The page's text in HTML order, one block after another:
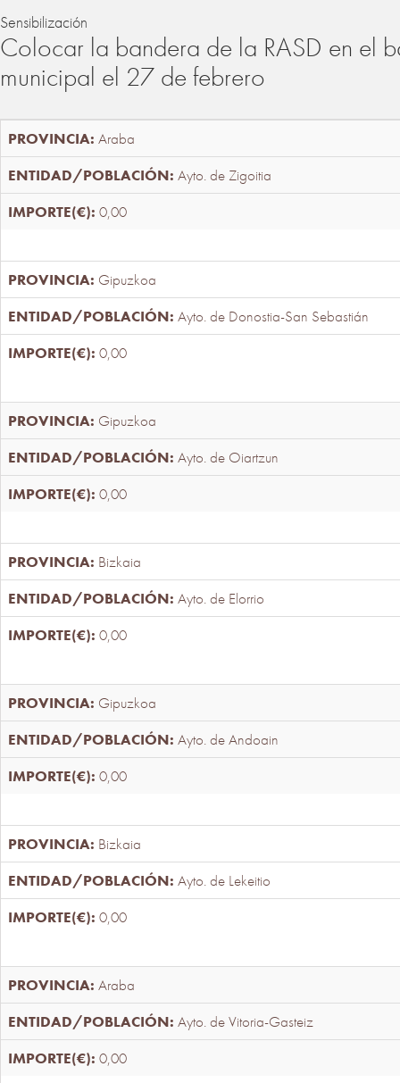
Sensibilización
Colocar la bandera de la RASD en el
municipal el 27 de febrero
Araba
Ayto. de Zigoitia
0,00
Gipuzkoa
Ayto. de Donostia-San Sebastián
0,00
Gipuzkoa
Ayto. de Oiartzun
0,00
Bizkaia
Ayto. de Elorrio
0,00
Gipuzkoa
Ayto. de Andoain
0,00
Bizkaia
Ayto. de Lekeitio
0,00
Araba
Ayto. de Vitoria-Gasteiz
0,00